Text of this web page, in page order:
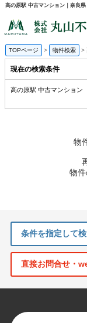
TOPページ 物件検索
現在の検索条件
高の原駅 中古マンション
物
物件
条件を指定して
直接お問合せ・